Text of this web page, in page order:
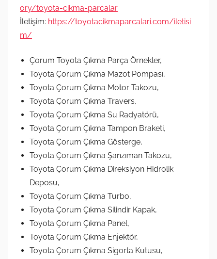
ory/toyota-cikma-parcalar
İletişim: https://toyotacikmaparcalari.com/iletisi
m/
Çorum Toyota Çıkma Parça Örnekler,
Toyota Çorum Çıkma Mazot Pompası,
Toyota Çorum Çıkma Motor Takozu,
Toyota Çorum Çıkma Travers,
Toyota Çorum Çıkma Su Radyatörü,
Toyota Çorum Çıkma Tampon Braketi,
Toyota Çorum Çıkma Gösterge,
Toyota Çorum Çıkma Şanzıman Takozu,
Toyota Çorum Çıkma Direksiyon Hidrolik
Deposu,
Toyota Çorum Çıkma Turbo,
Toyota Çorum Çıkma Silindir Kapak,
Toyota Çorum Çıkma Panel,
Toyota Çorum Çıkma Enjektör,
Toyota Çorum Çıkma Sigorta Kutusu,